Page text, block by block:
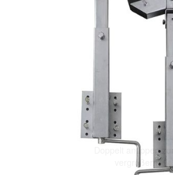
Doppelt antippen zum
vergrößern